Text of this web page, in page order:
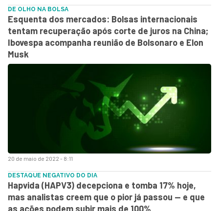
20 de maio de 2022 - 8:11
DE OLHO NA BOLSA
Esquenta dos mercados: Bolsas internacionais
tentam recuperação após corte de juros na China;
Ibovespa acompanha reunião de Bolsonaro e Elon
Musk
DESTAQUE NEGATIVO DO DIA
Hapvida (HAPV3) decepciona e tomba 17% hoje,
mas analistas creem que o pior já passou — e que
as ações podem subir mais de 100%